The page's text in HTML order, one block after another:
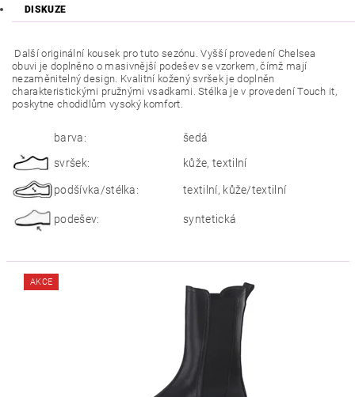
DISKUZE
Další originální kousek pro tuto sezónu. Vyšší provedení Chelsea
obuvi je doplněno o masivnější podešev se vzorkem, čímž mají
nezaměnitelný design. Kvalitní kožený svršek je doplněn
charakteristickými pružnými vsadkami.Stélka je v provedení Touch it,
poskytne chodidlům vysoký komfort.
barva:
šedá
svršek:
kůže, textilní
podšívka/stélka: textilní, kůže/textilní
podešev: syntetická
AKCE